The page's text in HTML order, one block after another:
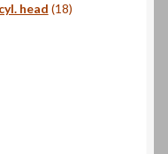
head 1818